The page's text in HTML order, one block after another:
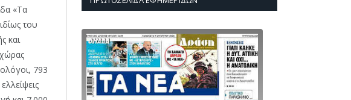
«Τα
του
και
793